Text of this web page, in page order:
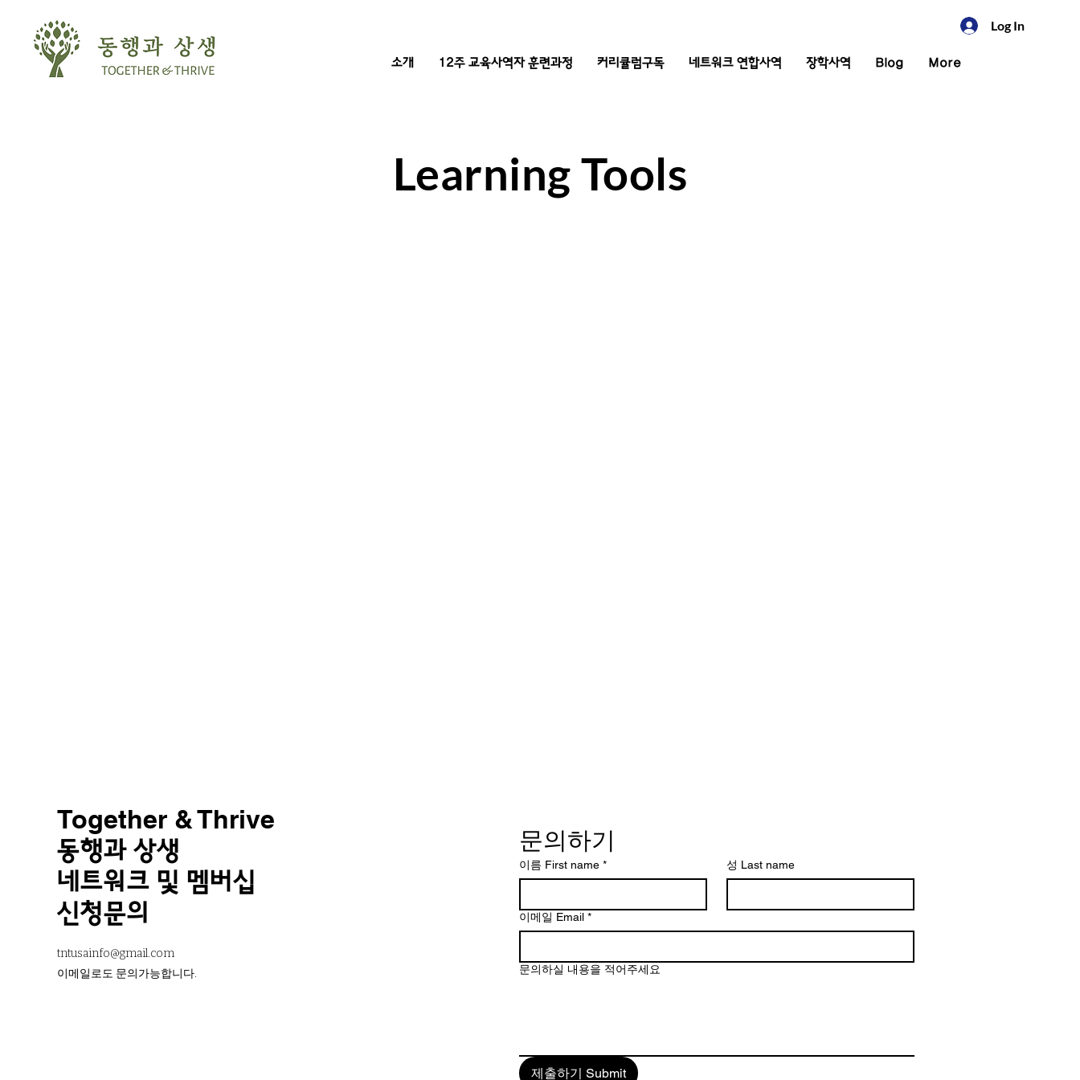
Log In
소개 12주 교육사역자 훈련과정 커리큘럼구독 네트워크 연합사역 장학사역 Blog More
Learning Tools
Together & Thrive
동행과 상생
네트워크 및 멤버십
신청문의
tntusainfo@gmail.com
​이메일로도 문의가능합니다.
문의하기
이름 First name * 성 Last name
이메일 Email *
문의하실 내용을 적어주세요
제출하기 Submit